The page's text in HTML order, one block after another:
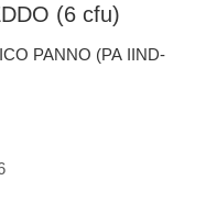
(6 cfu)
PANNO (PA IIND-